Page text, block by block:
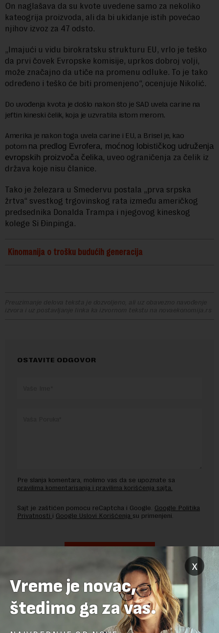
On naglašava da su kvote uvedene samo za nekoliko
kateogrija proizvoda, ali da bi ukidanje istih povećao
njihov izvoz za 47 odsto.
„Imajući u vidu birokratsku strukturu EU, vrlo je teško
da prvi čovek Evropske komisije, uprkos dobroj volji,
može značajno da utiče na promenu odluke. To je tako
određeno i teško će biti promenjeno“, ocenjuje Nikolić.
Do uvođenja kvota je došlo nakon što je SAD uvela carine na
jeftin kineski čelik, koja je uzvratila istom merom.
Amerika je nakon toga uvela carine i EU, a Brisel je, kao
potom na predlog Evrofera, moćnog lobističkog udruženja
evropskih proizvoča čelika, uveo ograničenja za čelik iz
država koje nisu članice.
Tako je železara u Smedervu postala „prva srpska
žrtva“ svestkog trgovinskog rata između američkog
predsednika Donalda Trampa i njegovog kineskog
kolege Si Đinpinga.
Kinomanija o trošku budućih generacija
Preuzimanje delova teksta je dozvoljeno, ali uz obavezno navođenje
izvora i uz postavljanje linka ka izvornom tekstu na novaekonomija.rs
OSTAVITE ODGOVOR
Pre slanja komentara, molimo vas da se upoznate sa
pravilima komentarisanja i pravilima korišćenja sajta.
Sajt je zaštićen pomocu reCaptcha i Google. Google Politika
Privatnosti i Google Uslovi Korišćenja su primenjeni.
x
Vreme je novac,
štedimo ga za vas.